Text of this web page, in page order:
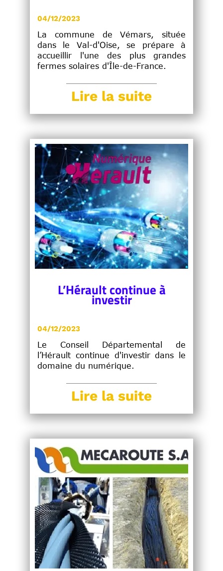
04/12/2023
La commune de Vémars, située
dans le Val-d'Oise, se prépare à
accueillir l'une des plus grandes
fermes solaires d'Île-de-France.
Lire la suite
L’Hérault continue à
investir
04/12/2023
Le Conseil Départemental de
l’Hérault continue d'investir dans le
domaine du numérique.
Lire la suite